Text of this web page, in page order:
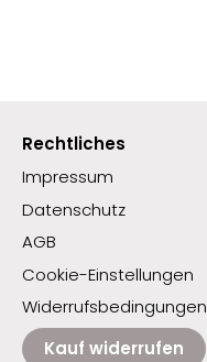
Rechtliches
Impressum
Datenschutz
AGB
Cookie-Einstellungen
Widerrufsbedingungen
Kauf widerrufen